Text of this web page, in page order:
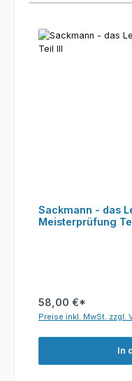
Sackmann - das
Meisterprüfung
58,00 €*
Preise inkl. MwSt. zzgl.
In